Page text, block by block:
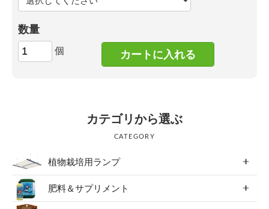
数量
個
カテゴリから選ぶ
CATEGORY
植物栽培用ランプ
肥料＆サプリメント